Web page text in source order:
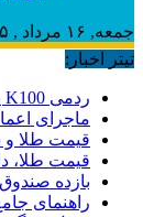
جمعه, ۱۶ مرداد , ۱۴۰۵ برابر با - Friday, 7 August , 2026
تیتر اخبار:
ردمی K100 پرو مکس با باتری غول‌پیکر و شارژ بی‌سیم روانه بازار می‌شود
ماجرای اعمال ضریب ۲.۷ برای
قیمت طلا و سکه امروز
قیمت طلا، دلار و سکه
بازده
راهنمای